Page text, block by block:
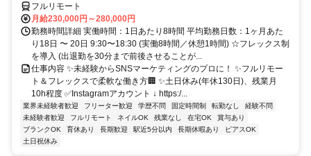
フルリモート
月給230,000円～280,000円
勤務時間詳細 実働時間：1日あたり8時間 平均勤務日数：1ヶ月あた
り18日 〜 20日 9:30〜18:30 (実働8時間／休憩1時間) ☆フレックス制
を導入 (出退勤を30分まで前後させることが...
仕事内容 ✨未経験からSNSマーケティングのプロに！ ✨フルリモー
ト＆フレックスで柔軟な働き方🏢 ✨土日休み(年休130日)、残業月
10h程度 ✅Instagramアカウント ↓ https:/...
業界未経験者歓迎 フリーター歓迎 学歴不問 固定時間制 転勤なし
経験不問
未経験者歓迎
フルリモート ネイルOK 残業なし 在宅OK
賞与あり
ブランクOK
育休あり 長期歓迎 駅近5分以内 長期休暇あり
ピアスOK
土日祝休み